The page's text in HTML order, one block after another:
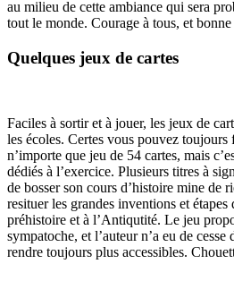
au milieu de cette ambiance qui sera
tout le monde. Courage à tous, et bonne
Quelques jeux de cartes
Faciles à sortir et à jouer, les jeux de
les écoles. Certes vous pouvez toujours
n’importe que jeu de 54 cartes, mais
dédiés à l’exercice. Plusieurs titres à
de bosser son cours d’histoire mine de
resituer les grandes inventions et
préhistoire et à l’Antiqutité. Le jeu
sympatoche, et l’auteur n’a eu de
rendre toujours plus accessibles.